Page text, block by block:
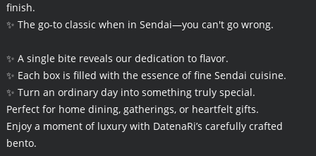
finish.
✨ The go-to classic when in Sendai—you can't go wrong.
✨ A single bite reveals our dedication to flavor.
✨ Each box is filled with the essence of fine Sendai cuisine.
✨ Turn an ordinary day into something truly special.
Perfect for home dining, gatherings, or heartfelt gifts.
Enjoy a moment of luxury with DatenaRi’s carefully crafted
bento.